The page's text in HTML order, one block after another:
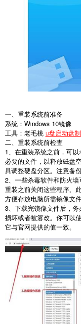
一、重装系统前准备
系统：Windows 10镜像
工具：老毛桃 u盘启动盘
二、重装系统前检查
1、在重装系统之前，可
必要的文件，以释放磁盘
具调整硬盘分区。注意备
2、一些杀毒软件和防火
重装之前关闭这些程序。
方便存放电脑所需镜像文件
3、下载完镜像文件后，
损坏或者被篡改。你可以
它与官网提供的值一致。